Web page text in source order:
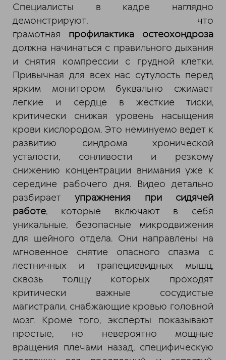
Специалисты в кадре наглядно
демонстрируют, что
грамотная профилактика остеохондроза
должна начинаться с правильного дыхания
и снятия компрессии с грудной клетки.
Привычная для всех нас сутулость перед
ярким монитором буквально сжимает
легкие и сердце в жесткие тиски,
критически снижая уровень насыщения
крови кислородом. Это неминуемо ведет к
развитию синдрома хронической
усталости, сонливости и резкому
снижению концентрации внимания уже к
середине рабочего дня. Видео детально
разбираетупражнения при сидячей
работе, которые включают в себя
уникальные, безопасные микродвижения
для шейного отдела. Они направлены на
мгновенное снятие опасного спазма с
лестничных и трапециевидных мышц,
сквозь толщу которых проходят
критически важные сосудистые
магистрали, снабжающие кровью головной
мозг. Кроме того, эксперты показывают
простые, но невероятно мощные
вращения плечами назад, специфическую